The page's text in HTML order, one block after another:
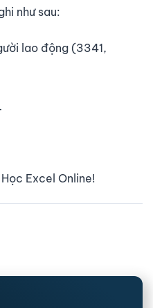
như sau:
lao động (3341,
Excel Online!